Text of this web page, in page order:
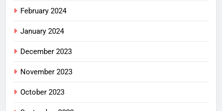
February 2024
January 2024
December 2023
November 2023
October 2023